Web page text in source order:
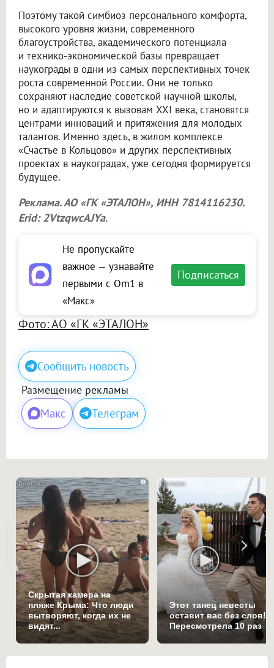
Поэтому такой симбиоз персонального комфорта,
высокого уровня жизни, современного
благоустройства, академического потенциала
и технико-экономической базы превращает
наукограды в одни из самых перспективных точек
роста современной России. Они не только
сохраняют наследие советской научной школы,
но и адаптируются к вызовам XXI века, становятся
центрами инноваций и притяжения для молодых
талантов. Именно здесь, в жилом комплексе
«Счастье в Кольцово» и других перспективных
проектах в наукоградах, уже сегодня формируется
будущее.
Реклама. АО «ГК «ЭТАЛОН», ИНН 7814116230.
Erid: 2VtzqwcAJYa.
Не пропускайте
важное — узнавайте
первыми с Om1 в
«Макс»
Подписаться
Фото: АО «ГК «ЭТАЛОН»
Сообщить новость
Размещение рекламы
Макс Телеграм
i
Скрытая камера на
пляже Крыма: Что люди
вытворяют, когда их не
видят...
Этот танец невесты
оставит вас без слов!
Пересмотрела 10 раз